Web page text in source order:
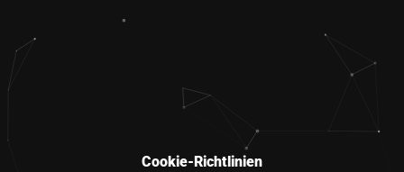
Cookie-Richtlinien